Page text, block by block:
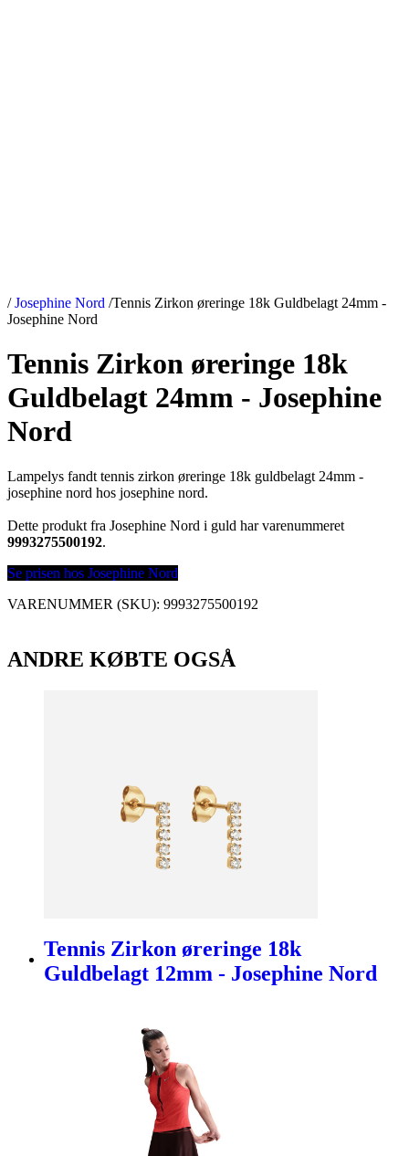
/ Josephine Nord /Tennis Zirkon øreringe 18k Guldbelagt 24mm -
Josephine Nord
Tennis Zirkon øreringe 18k
Guldbelagt 24mm - Josephine
Nord
Lampelys fandt tennis zirkon øreringe 18k guldbelagt 24mm -
josephine nord hos josephine nord.
Dette produkt fra Josephine Nord i guld har varenummeret
9993275500192.
Se prisen hos Josephine Nord
VARENUMMER (SKU): 9993275500192
ANDRE KØBTE OGSÅ
Tennis Zirkon øreringe 18k
Guldbelagt 12mm - Josephine Nord